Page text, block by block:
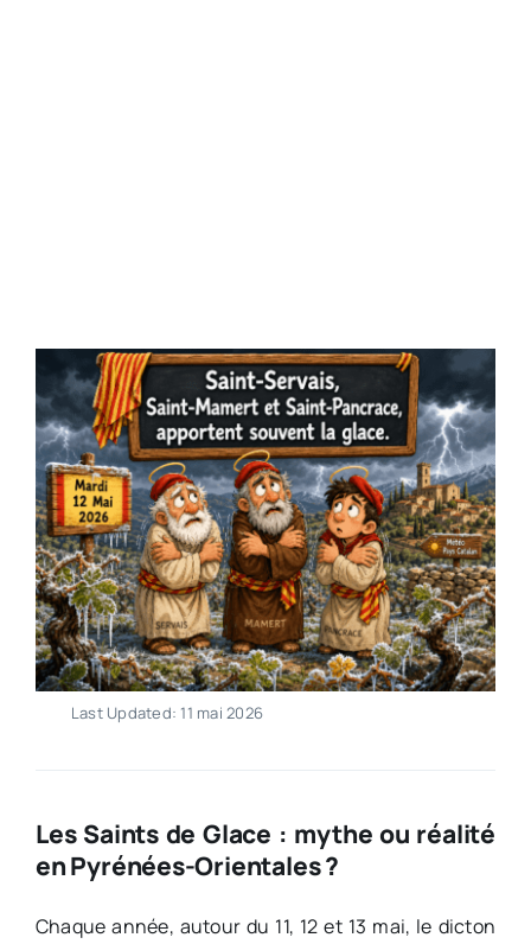
Last Updated: 11 mai 2026
Les Saints de Glace : mythe ou réalité
en Pyrénées-Orientales ?
Chaque année, autour du 11, 12 et 13 mai, le dicton